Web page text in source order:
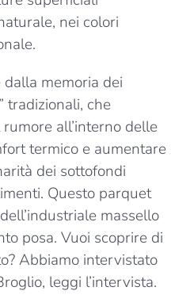
nei colori
memoria dei
tradizionali, che
all’interno delle
termico e aumentare
dei sottofondi
Questo parquet
massello
posa. Vuoi scoprire di
Abbiamo intervistato
leggi l’intervista.